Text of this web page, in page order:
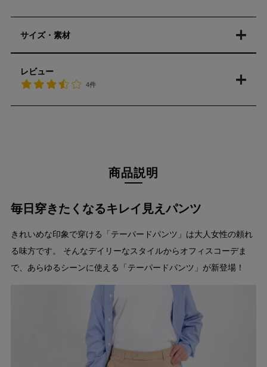
サイズ・素材
レビュー
4件
商品説明
毎日穿きたくなるキレイ見えパンツ
きれいめな印象で穿ける「テーパードパンツ」は大人女性の頼れ
る味方です。 そんなデイリーなスタイルからオフィスコーデま
で、あらゆるシーンに使える「テーパードパンツ」が新登場！